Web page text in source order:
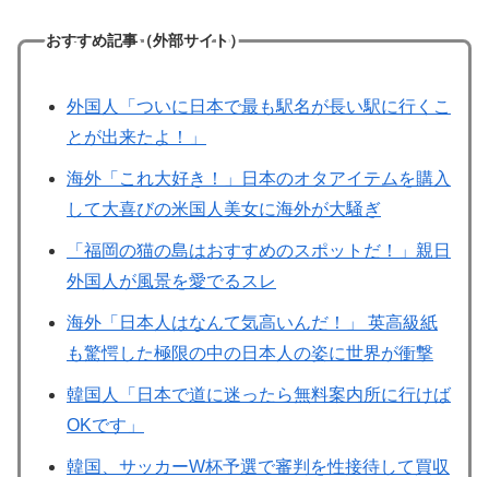
おすすめ記事（外部サイト）
外国人「ついに日本で最も駅名が長い駅に行くこ
とが出来たよ！」
海外「これ大好き！」日本のオタアイテムを購入
して大喜びの米国人美女に海外が大騒ぎ
「福岡の猫の島はおすすめのスポットだ！」親日
外国人が風景を愛でるスレ
海外「日本人はなんて気高いんだ！」 英高級紙
も驚愕した極限の中の日本人の姿に世界が衝撃
韓国人「日本で道に迷ったら無料案内所に行けば
OKです」
韓国、サッカーW杯予選で審判を性接待して買収